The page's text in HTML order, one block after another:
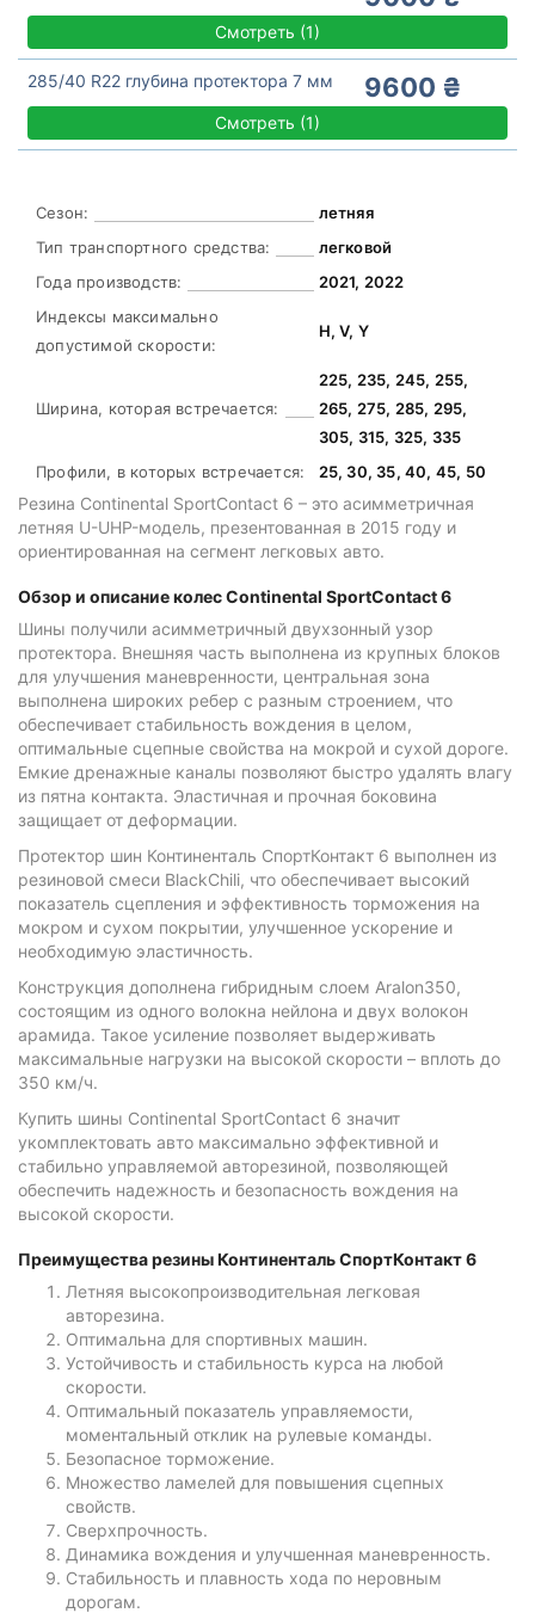
Смотреть (1)
285/40 R22 глубина протектора 7 мм 9600 ₴
Смотреть (1)
Сезон:
летняя
Тип транспортного средства:
легковой
Года производств:
2021, 2022
Индексы максимально
допустимой скорости:
H, V, Y
Ширина, которая встречается:
225, 235, 245, 255,
265, 275, 285, 295,
305, 315, 325, 335
Профили, в которых встречается:
25, 30, 35, 40, 45, 50
Резина Continental SportContact 6 – это асимметричная
летняя U-UHP-модель, презентованная в 2015 году и
ориентированная на сегмент легковых авто.
Обзор и описание колес Continental SportContact 6
Шины получили асимметричный двухзонный узор
протектора. Внешняя часть выполнена из крупных блоков
для улучшения маневренности, центральная зона
выполнена широких ребер с разным строением, что
обеспечивает стабильность вождения в целом,
оптимальные сцепные свойства на мокрой и сухой дороге.
Емкие дренажные каналы позволяют быстро удалять влагу
из пятна контакта. Эластичная и прочная боковина
защищает от деформации.
Протектор шин Континенталь СпортКонтакт 6 выполнен из
резиновой смеси BlackChili, что обеспечивает высокий
показатель сцепления и эффективность торможения на
мокром и сухом покрытии, улучшенное ускорение и
необходимую эластичность.
Конструкция дополнена гибридным слоем Aralon350,
состоящим из одного волокна нейлона и двух волокон
арамида. Такое усиление позволяет выдерживать
максимальные нагрузки на высокой скорости – вплоть до
350 км/ч.
Купить шины Continental SportContact 6 значит
укомплектовать авто максимально эффективной и
стабильно управляемой авторезиной, позволяющей
обеспечить надежность и безопасность вождения на
высокой скорости.
Преимущества резины Континенталь СпортКонтакт 6
Летняя высокопроизводительная легковая
авторезина.
Оптимальна для спортивных машин.
Устойчивость и стабильность курса на любой
скорости.
Оптимальный показатель управляемости,
моментальный отклик на рулевые команды.
Безопасное торможение.
Множество ламелей для повышения сцепных
свойств.
Сверхпрочность.
Динамика вождения и улучшенная маневренность.
Стабильность и плавность хода по неровным
дорогам.